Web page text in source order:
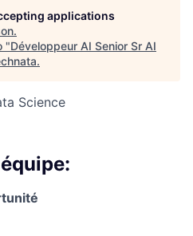
applications
.
"Développeur AI Senior Sr AI
.
Science